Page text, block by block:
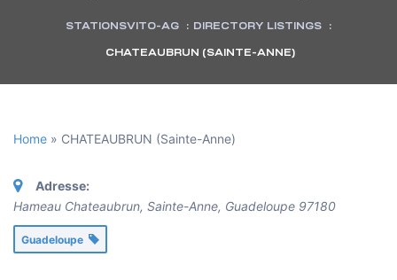
STATIONSVITO-AG : DIRECTORY LISTINGS :
CHATEAUBRUN (SAINTE-ANNE)
Home » CHATEAUBRUN (Sainte-Anne)
Adresse:
Hameau Chateaubrun, Sainte-Anne, Guadeloupe 97180
Guadeloupe